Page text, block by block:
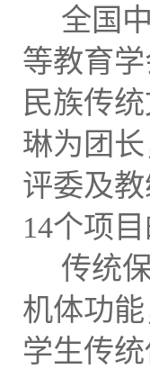
全国
等教育
民族传
琳为团
评委及教
14个项
传统
机体功
学生传